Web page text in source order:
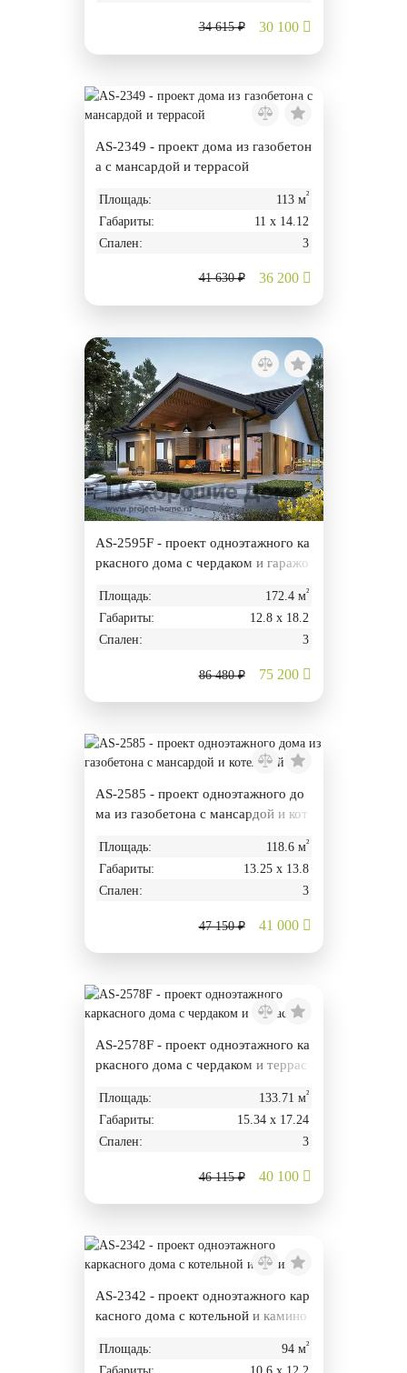
34 615 ₽ 30 100
AS-2349 - проект дома из газобетон
а с мансардой и террасой
Площадь: 113 м²
Габариты:
11 х 14.12
Спален:
3
41 630 ₽ 36 200
AS-2595F - проект одноэтажного ка
ркасного дома с чердаком и гаражо
Площадь: 172.4 м²
Габариты:
12.8 х 18.2
Спален:
3
86 480 ₽ 75 200
AS-2585 - проект одноэтажного до
ма из газобетона с мансардой и кот
Площадь: 118.6 м²
Габариты:
13.25 х 13.8
Спален:
3
47 150 ₽ 41 000
AS-2578F - проект одноэтажного ка
ркасного дома с чердаком и террас
Площадь: 133.71 м²
Габариты:
15.34 х 17.24
Спален:
3
46 115 ₽ 40 100
AS-2342 - проект одноэтажного кар
касного дома с котельной и камино
Площадь: 94 м²